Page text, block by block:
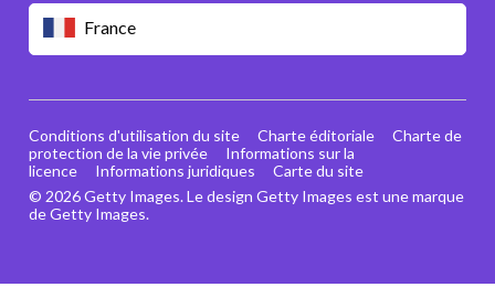
France
© 2026 Getty Images. Le design Getty Images est une marque
de Getty Images.
Conditions d'utilisation du site Charte éditoriale
Charte de
protection de la vie privée
Informations sur la
licence
Informations juridiques Carte du site